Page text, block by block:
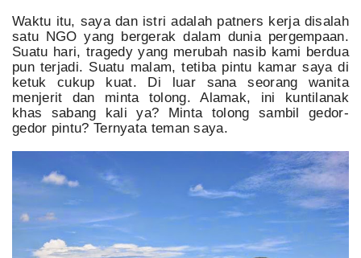
Waktu itu, saya dan istri adalah patners kerja disalah
satu NGO yang bergerak dalam dunia pergempaan.
Suatu hari, tragedy yang merubah nasib kami berdua
pun terjadi. Suatu malam, tetiba pintu kamar saya di
ketuk cukup kuat. Di luar sana seorang wanita
menjerit dan minta tolong. Alamak, ini kuntilanak
khas sabang kali ya? Minta tolong sambil gedor-
gedor pintu? Ternyata teman saya.